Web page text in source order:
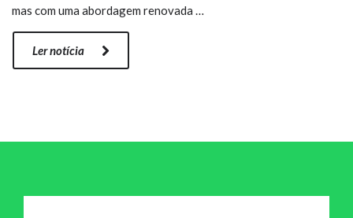
mas com uma abordagem renovada …
Ler notícia